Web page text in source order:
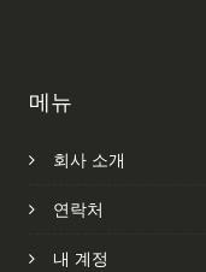
메뉴
회사 소개
연락처
내 계정